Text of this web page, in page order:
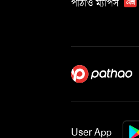
পাঠাও ম্যাপস বেটা
User App